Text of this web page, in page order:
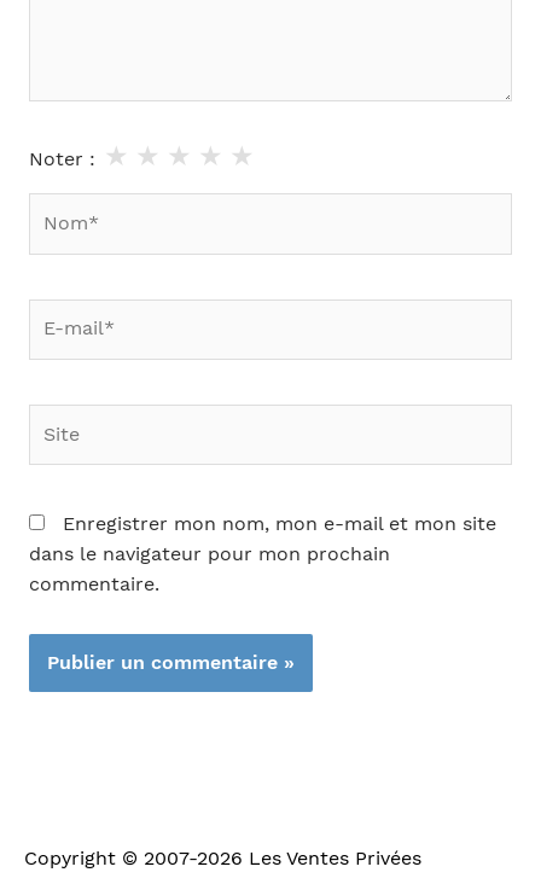
Noter : ★
★
★
★
★
Enregistrer mon nom, mon e-mail et mon site
dans le navigateur pour mon prochain
commentaire.
Copyright © 2007-2026 Les Ventes Privées